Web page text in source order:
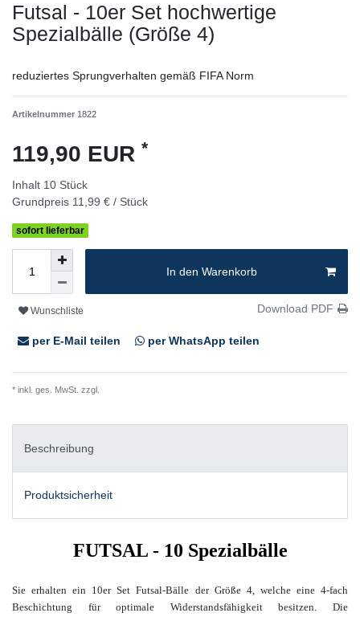
Futsal - 10er Set hochwertige
Spezialbälle (Größe 4)
reduziertes Sprungverhalten gemäß FIFA Norm
Artikelnummer 1822
119,90 EUR *
Inhalt 10 Stück
Grundpreis 11,99 € / Stück
sofort lieferbar
In den Warenkorb
Wunschliste Download PDF
per E-Mail teilen per WhatsApp teilen
* inkl. ges. MwSt. zzgl.
Beschreibung
Produktsicherheit
FUTSAL - 10 Spezialbälle
Sie erhalten ein 10er Set Futsal-Bälle der Größe 4, welche eine 4-fach
Beschichtung für optimale Widerstandsfähigkeit besitzen. Die